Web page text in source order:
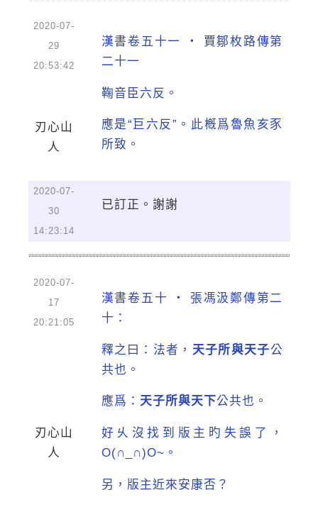
2020-07-
29
20:53:42
漢書卷五十一 ‧ 賈鄒枚路傳第
二十一
鞠音臣六反。
應是“巨六反”。此槪爲魯魚亥豕
所致。
刃心山
人
2020-07-
30
14:23:14
已訂正。謝謝
2020-07-
17
20:21:05
漢書卷五十 ‧ 張馮汲鄭傳第二
十：
釋之曰：法者， 天子所與天子公
共也。
應爲： 天子所與天下公共也。
好乆沒找到版主旳失誤了，
O(∩_∩)O~。
另，版主近來安康否？
刃心山
人